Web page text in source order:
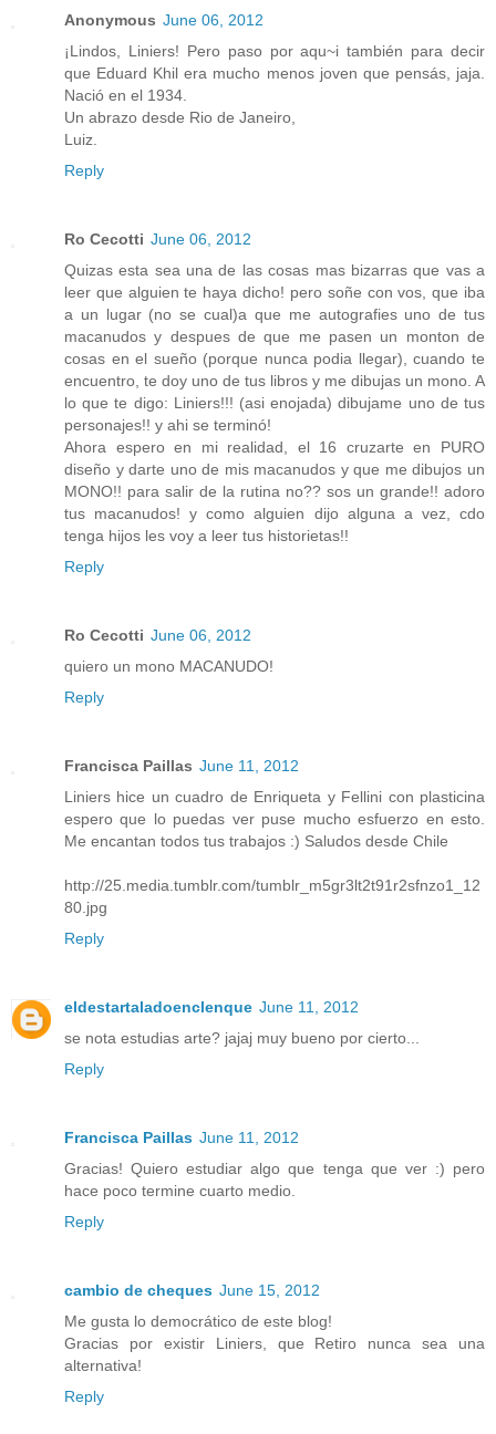
Anonymous June 06, 2012
¡Lindos, Liniers! Pero paso por aqu~i también para decir
que Eduard Khil era mucho menos joven que pensás, jaja.
Nació en el 1934.
Un abrazo desde Rio de Janeiro,
Luiz.
Reply
Ro Cecotti June 06, 2012
Quizas esta sea una de las cosas mas bizarras que vas a
leer que alguien te haya dicho! pero soñe con vos, que iba
a un lugar (no se cual)a que me autografies uno de tus
macanudos y despues de que me pasen un monton de
cosas en el sueño (porque nunca podia llegar), cuando te
encuentro, te doy uno de tus libros y me dibujas un mono. A
lo que te digo: Liniers!!! (asi enojada) dibujame uno de tus
personajes!! y ahi se terminó!
Ahora espero en mi realidad, el 16 cruzarte en PURO
diseño y darte uno de mis macanudos y que me dibujos un
MONO!! para salir de la rutina no?? sos un grande!! adoro
tus macanudos! y como alguien dijo alguna a vez, cdo
tenga hijos les voy a leer tus historietas!!
Reply
Ro Cecotti June 06, 2012
quiero un mono MACANUDO!
Reply
Francisca Paillas June 11, 2012
Liniers hice un cuadro de Enriqueta y Fellini con plasticina
espero que lo puedas ver puse mucho esfuerzo en esto.
Me encantan todos tus trabajos :) Saludos desde Chile
http://25.media.tumblr.com/tumblr_m5gr3lt2t91r2sfnzo1_12
80.jpg
Reply
eldestartaladoenclenque June 11, 2012
se nota estudias arte? jajaj muy bueno por cierto...
Reply
Francisca Paillas June 11, 2012
Gracias! Quiero estudiar algo que tenga que ver :) pero
hace poco termine cuarto medio.
Reply
cambio de cheques June 15, 2012
Me gusta lo democrático de este blog!
Gracias por existir Liniers, que Retiro nunca sea una
alternativa!
Reply